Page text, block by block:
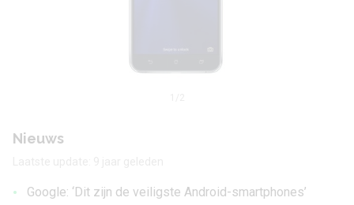
Nieuws
• Google: ‘Dit zijn de veiligste Android-smartphones’